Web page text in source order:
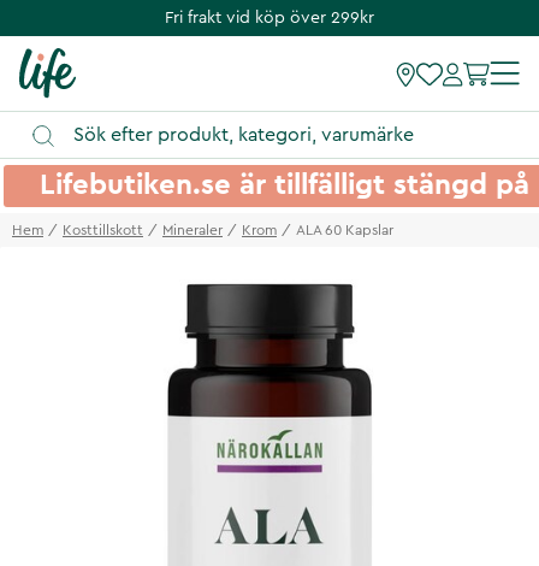
Fri frakt vid köp över 299kr
Lifebutiken.se är tillfälligt stängd
Hem Kosttillskott Mineraler Krom ALA 60 Kapslar